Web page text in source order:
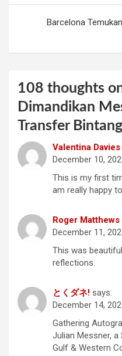
Barcelona
108 thoughts
Dimandikan
Transfer
Valentina Davies
December 10,
This is my first
am really happy
Roger Matthews
December 11,
This was
reflections.
とくダネ! says:
December 14,
Gathering
Julian Messner,
Gulf & Western